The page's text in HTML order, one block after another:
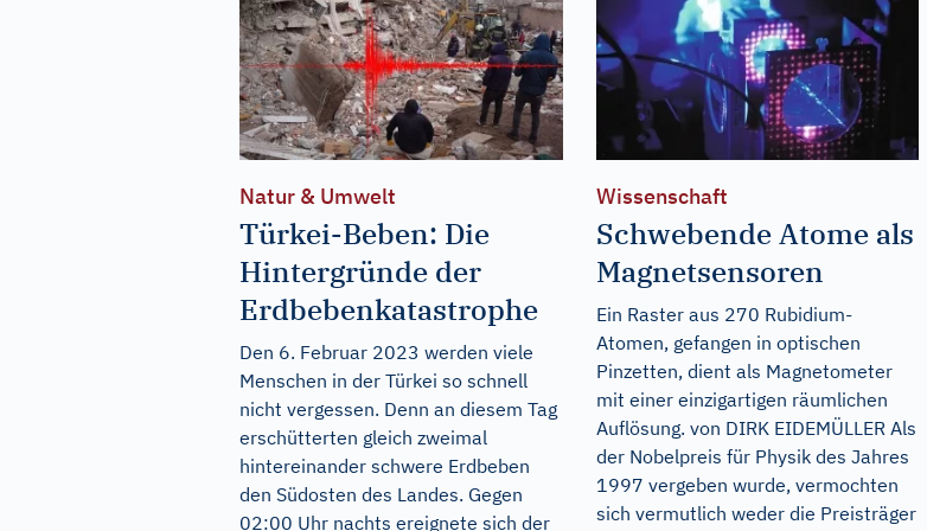
Natur & Umwelt
Türkei-Beben: Die
Hintergründe der
Erdbebenkatastrophe
Den 6. Februar 2023 werden viele
Menschen in der Türkei so schnell
nicht vergessen. Denn an diesem Tag
erschütterten gleich zweimal
hintereinander schwere Erdbeben
den Südosten des Landes. Gegen
02:00 Uhr nachts ereignete sich der
Wissenschaft
Schwebende Atome als
Magnetsensoren
Ein Raster aus 270 Rubidium-
Atomen, gefangen in optischen
Pinzetten, dient als Magnetometer
mit einer einzigartigen räumlichen
Auflösung. von DIRK EIDEMÜLLER Als
der Nobelpreis für Physik des Jahres
1997 vergeben wurde, vermochten
sich vermutlich weder die Preisträger